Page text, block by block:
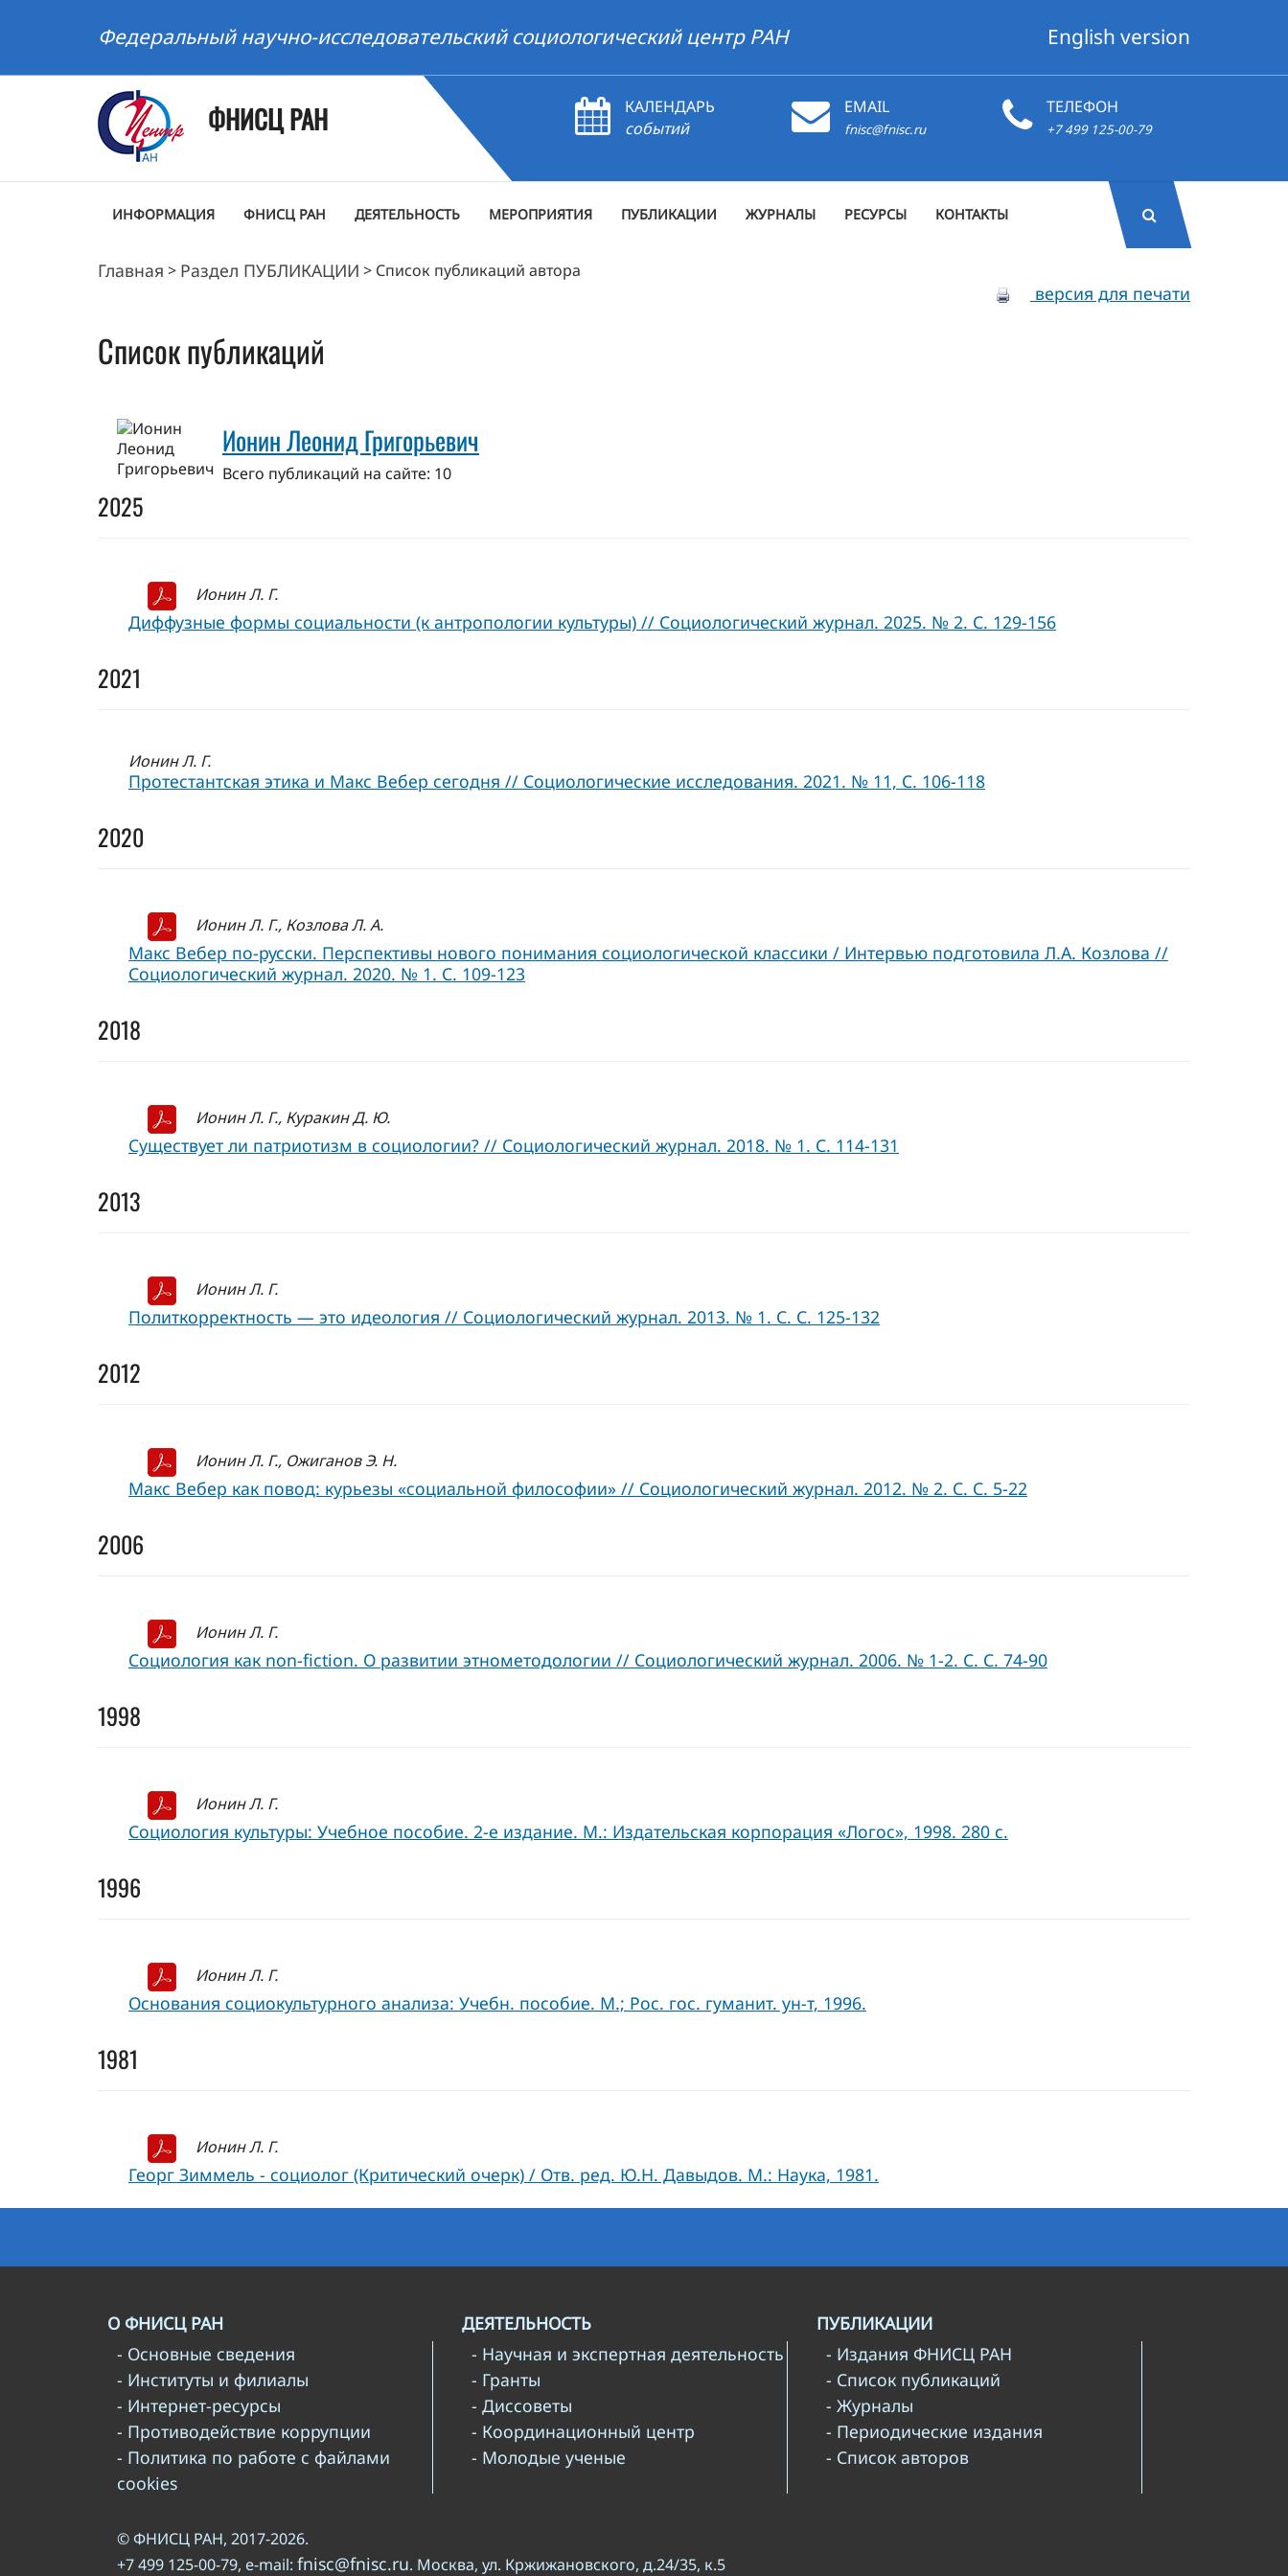
Федеральный научно-исследовательский социологический центр РАН English version
ФНИСЦ РАН
КАЛЕНДАРЬ
событий
EMAIL
fnisc@fnisc.ru
ТЕЛЕФОН
+7 499 125-00-79
ИНФОРМАЦИЯ ФНИСЦ РАН ДЕЯТЕЛЬНОСТЬ МЕРОПРИЯТИЯ ПУБЛИКАЦИИ ЖУРНАЛЫ РЕСУРСЫ КОНТАКТЫ
Главная > Раздел ПУБЛИКАЦИИ > Список публикаций автора
версия для печати
Список публикаций
Ионин Леонид Григорьевич
Всего публикаций на сайте: 10
2025
Ионин Л. Г.
Диффузные формы социальности (к антропологии культуры) // Социологический журнал. 2025. № 2. С. 129-156
2021
Ионин Л. Г.
Протестантская этика и Макс Вебер сегодня // Социологические исследования. 2021. № 11, C. 106-118
2020
Ионин Л. Г., Козлова Л. А.
Макс Вебер по-русски. Перспективы нового понимания социологической классики / Интервью подготовила Л.А. Козлова //
Социологический журнал. 2020. № 1. С. 109-123
2018
Ионин Л. Г., Куракин Д. Ю.
Существует ли патриотизм в социологии? // Социологический журнал. 2018. № 1. С. 114-131
2013
Ионин Л. Г.
Политкорректность — это идеология // Социологический журнал. 2013. № 1. С. С. 125-132
2012
Ионин Л. Г., Ожиганов Э. Н.
Макс Вебер как повод: курьезы «социальной философии» // Социологический журнал. 2012. № 2. С. С. 5-22
2006
Ионин Л. Г.
Социология как non-fiction. О развитии этнометодологии // Социологический журнал. 2006. № 1-2. С. С. 74-90
1998
Ионин Л. Г.
Социология культуры: Учебное пособие. 2-е издание. М.: Издательская корпорация «Логос», 1998. 280 с.
1996
Ионин Л. Г.
Основания социокультурного анализа: Учебн. пособие. М.; Рос. гос. гуманит. ун-т, 1996.
1981
Ионин Л. Г.
Георг Зиммель - социолог (Критический очерк) / Отв. ред. Ю.Н. Давыдов. М.: Наука, 1981.
О ФНИСЦ РАН
- Основные сведения
- Институты и филиалы
- Интернет-ресурсы
- Противодействие коррупции
- Политика по работе с файлами
cookies
ДЕЯТЕЛЬНОСТЬ
- Научная и экспертная деятельность
- Гранты
- Диссоветы
- Координационный центр
- Молодые ученые
ПУБЛИКАЦИИ
- Издания ФНИСЦ РАН
- Список публикаций
- Журналы
- Периодические издания
- Список авторов
© ФНИСЦ РАН, 2017-2026.
+7 499 125-00-79, e-mail: fnisc@fnisc.ru. Москва, ул. Кржижановского, д.24/35, к.5